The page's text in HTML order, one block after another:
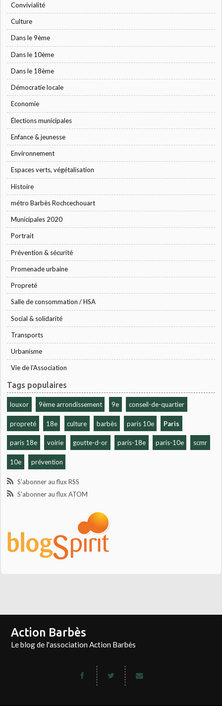
Convivialité
Culture
Dans le 9ème
Dans le 10ème
Dans le 18ème
Démocratie locale
Economie
Élections municipales
Enfance & jeunesse
Environnement
Espaces verts, végétalisation
Histoire
métro Barbès Rochcechouart
Municipales 2020
Portrait
Prévention & sécurité
Promenade urbaine
Propreté
Salle de consommation / HSA
Social & solidarité
Transports
Urbanisme
Vie de l'Association
Tags populaires
louxor 9ème arrondissement 9e conseil-de-quartier
propreté 18e culture barbès paris 10e Paris
paris 18e voirie goutte-d-or paris-18e paris-10e scmr
10e prévention
S'abonner au flux RSS
S'abonner au flux ATOM
Action Barbès
Le blog de l'association Action Barbès